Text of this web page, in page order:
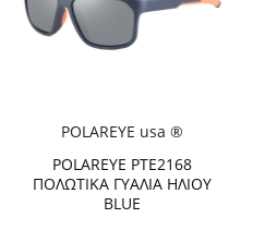
POLAREYE usa ®
POLAREYE PTE2168
ΠΟΛΩΤΙΚΑ ΓΥΑΛΙΑ ΗΛΙΟΥ
BLUE